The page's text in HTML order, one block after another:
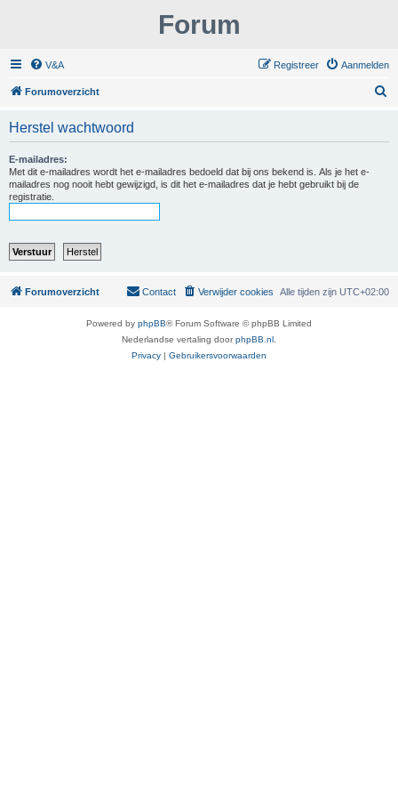
Forum
V&A Aanmelden
Registreer
Forumoverzicht
Herstel wachtwoord
E-mailadres:
Met dit e-mailadres wordt het e-mailadres bedoeld dat bij ons bekend is. Als je het e-
mailadres nog nooit hebt gewijzigd, is dit het e-mailadres dat je hebt gebruikt bij de
registratie.
Forumoverzicht Alle tijden zijn UTC+02:00
Verwijder cookies
Contact
Powered by phpBB® Forum Software © phpBB Limited
Nederlandse vertaling doorphpBB.nl
Privacy | Gebruikersvoorwaarden